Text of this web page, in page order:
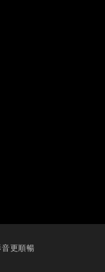
更順暢